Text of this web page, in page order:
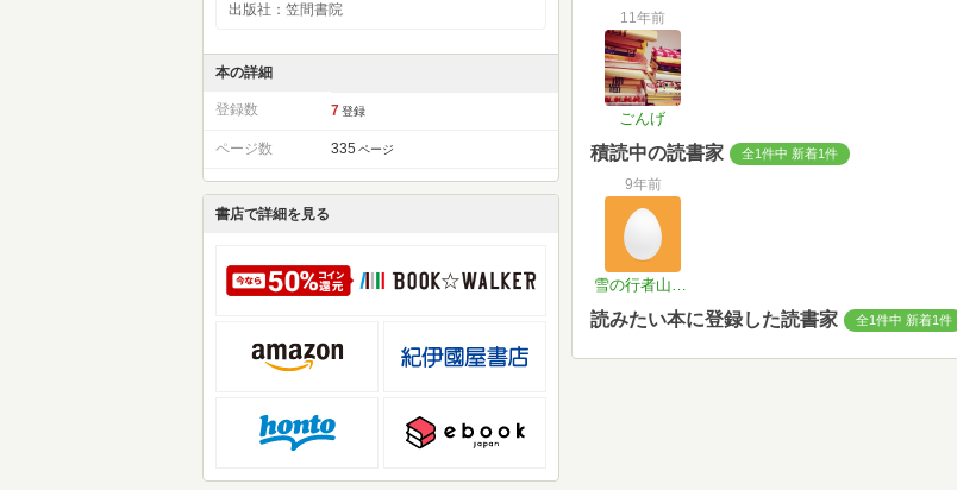
出版社：笠間書院
本の詳細
登録数 7 登録
ページ数 335 ページ
書店で詳細を見る
11年前
ごんげ
積読中の読書家 全1件中 新着1件
9年前
雪の行者山@加療リハビリ中
読みたい本に登録した読書家 全1件中 新着1件